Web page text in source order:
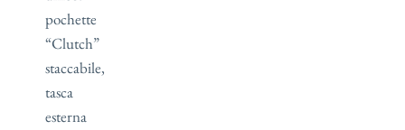
pochette
“Clutch”
staccabile,
tasca
esterna